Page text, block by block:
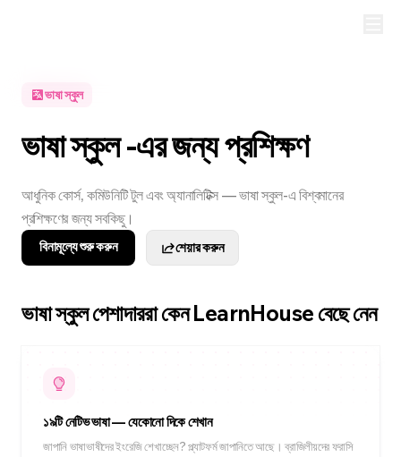
ভাষা স্কুল
ভাষা স্কুল -এর জন্য প্রশিক্ষণ
আধুনিক কোর্স, কমিউনিটি টুল এবং অ্যানালিটিক্স — ভাষা স্কুল-এ বিশ্বমানের
প্রশিক্ষণের জন্য সবকিছু।
বিনামূল্যে শুরু করুন শেয়ার করুন
ভাষা স্কুল পেশাদাররা কেন LearnHouse বেছে নেন
১৯টি নেটিভ ভাষা — যেকোনো দিকে শেখান
জাপানি ভাষাভাষীদের ইংরেজি শেখাচ্ছেন? প্ল্যাটফর্ম জাপানিতে আছে। ব্রাজিলীয়দের ফরাসি